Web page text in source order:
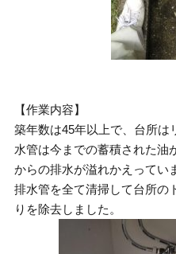
【作業内容】
築年数は45年以上で、台所は
水管は今までの蓄積された油
からの排水が溢れかえってい
排水管を全て清掃して台所の
りを除去しました。